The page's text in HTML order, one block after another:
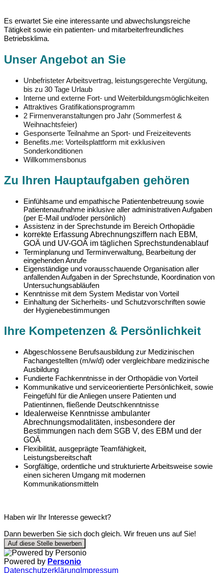
Es erwartet Sie eine interessante und abwechslungsreiche
Tätigkeit sowie ein patienten- und mitarbeiterfreundliches
Betriebsklima.
Unser Angebot an Sie
Unbefristeter Arbeitsvertrag, leistungsgerechte Vergütung,
bis zu 30 Tage Urlaub
Interne und externe Fort- und Weiterbildungsmöglichkeiten
Attraktives Gratifikationsprogramm
2 Firmenveranstaltungen pro Jahr (Sommerfest &
Weihnachtsfeier)
Gesponserte Teilnahme an Sport- und Freizeitevents
Benefits.me: Vorteilsplattform mit exklusiven
Sonderkonditionen
Willkommensbonus
Zu Ihren Hauptaufgaben gehören
Einfühlsame und empathische Patientenbetreuung sowie
Patientenaufnahme inklusive aller administrativen Aufgaben
(per E-Mail und/oder persönlich)
Assistenz in der Sprechstunde im Bereich Orthopädie
korrekte Erfassung Abrechnungsziffern nach EBM,
GOÄ und UV-GOÄ im täglichen Sprechstundenablauf
Terminplanung und Terminverwaltung, Bearbeitung der
eingehenden Anrufe
Eigenständige und vorausschauende Organisation aller
anfallenden Aufgaben in der Sprechstunde, Koordination von
Untersuchungsabläufen
Kenntnisse mit dem System Medistar von Vorteil
Einhaltung der Sicherheits- und Schutzvorschriften sowie
der Hygienebestimmungen
Ihre Kompetenzen & Persönlichkeit
Abgeschlossene Berufsausbildung zur Medizinischen
Fachangestellten (m/w/d) oder vergleichbare medizinische
Ausbildung
Fundierte Fachkenntnisse in der Orthopädie von Vorteil
Kommunikative und serviceorientierte Persönlichkeit, sowie
Feingefühl für die Anliegen unsere Patienten und
Patientinnen, fließende Deutschkenntnisse
Idealerweise Kenntnisse ambulanter
Abrechnungsmodalitäten, insbesondere der
Bestimmungen nach dem SGB V, des EBM und der
GOÄ
Flexibilität, ausgeprägte Teamfähigkeit,
Leistungsbereitschaft
Sorgfältige, ordentliche und strukturierte Arbeitsweise sowie
einen sicheren Umgang mit modernen
Kommunikationsmitteln
Haben wir Ihr Interesse geweckt?
Dann bewerben Sie sich doch gleich. Wir freuen uns auf Sie!
Auf diese Stelle bewerben
Powered by Personio
Datenschutzerklärung Impressum